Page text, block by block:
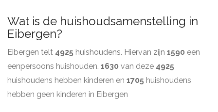
Wat is de huishoudsamenstelling in
Eibergen?
Eibergen telt 4925 huishoudens. Hiervan zijn 1590 een
eenpersoons huishouden. 1630 van deze 4925
huishoudens hebben kinderen en 1705 huishoudens
hebben geen kinderen in Eibergen